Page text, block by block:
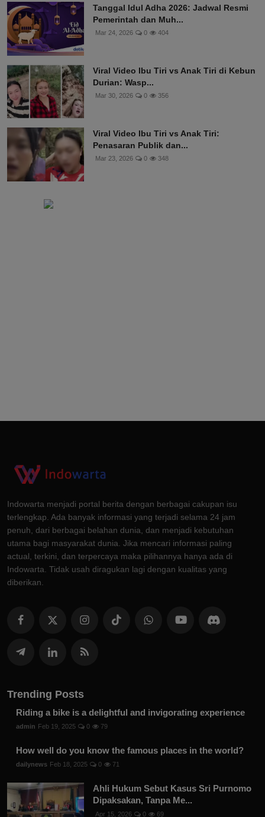
Tanggal Idul Adha 2026: Jadwal Resmi
Pemerintah dan Muh...
Mar 24, 2026 0 404
Viral Video Ibu Tiri vs Anak Tiri di Kebun
Durian: Wasp...
Mar 30, 2026 0 356
Viral Video Ibu Tiri vs Anak Tiri:
Penasaran Publik dan...
Mar 23, 2026 0 348
Indowarta menjadi portal berita dengan berbagai cakupan isu
terlengkap. Ada banyak informasi yang terjadi selama 24 jam
penuh, dari berbagai belahan dunia, dan menjadi kebutuhan
utama bagi masyarakat dunia. Jika mencari informasi paling
actual, terkini, dan terpercaya maka pilihannya hanya ada di
Indowarta. Tidak usah diragukan lagi dengan kualitas yang
diberikan.
Trending Posts
Riding a bike is a delightful and invigorating experience
admin Feb 19, 2025 0 79
How well do you know the famous places in the world?
dailynews Feb 18, 2025 0 71
Ahli Hukum Sebut Kasus Sri Purnomo
Dipaksakan, Tanpa Me...
Apr 15, 2026 0 69